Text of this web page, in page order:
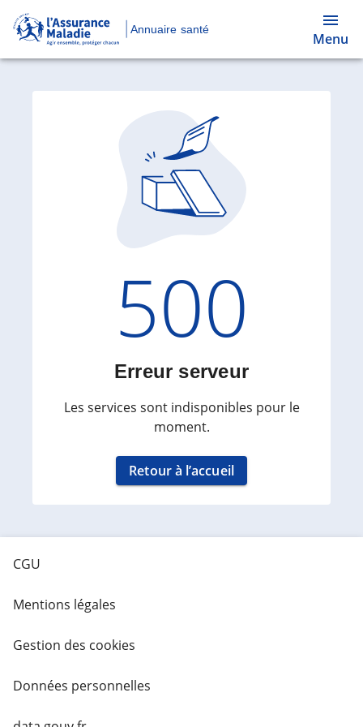
Annuaire santé
Menu
Code
500
Erreur serveur
Les services sont indisponibles pour le
moment.
Retour à l’accueil
CGU
Mentions légales
Gestion des cookies
Données personnelles